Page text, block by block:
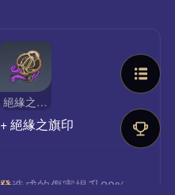
絕緣之旗印
絕緣之旗印
造成的傷害提升20%。